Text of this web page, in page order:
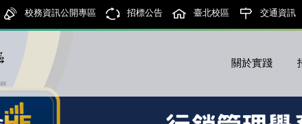
校務資訊公開專區 招標公告 臺北校區 交通資訊
關於實踐